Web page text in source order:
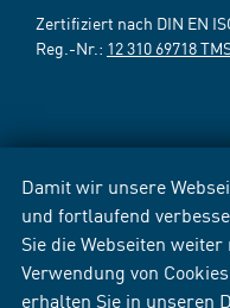
Damit wir unsere
und fortlaufend
Sie die Webseiten
Verwendung von
erhalten Sie in unseren
Zertifiziert nach DIN EN
Reg.-Nr.: 12 310 69718